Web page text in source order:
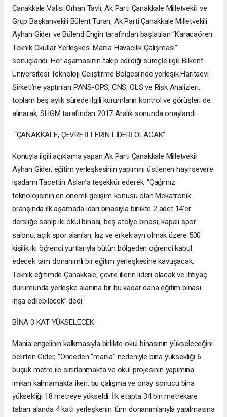
Çanakkale Valisi Orhan Tavlı, Ak Parti Çanakkale Milletvekili ve
Grup Başkanvekili Bülent Turan, Ak Parti Çanakkale Milletvekili
Ayhan Gider ve Bülend Engin tarafından başlatılan “Karacaören
Teknik Okullar Yerleşkesi Mania Havacılık Çalışması”
sonuçlandı. Her aşamasının takip edildiği süreçle ilgili Bilkent
Üniversitesi Teknoloji Geliştirme Bölgesi’nde yerleşik Haritaevi
Şirketi’ne yaptırılan PANS-OPS, CNS, OLS ve Risk Analizleri,
toplam beş aylık sürede ilgili kurumların kontrol ve görüşleri de
alınarak, SHGM tarafından 2017 Aralık sonunda onaylandı.
“ÇANAKKALE, ÇEVRE İLLERİN LİDERİ OLACAK”
Konuyla ilgili açıklama yapan Ak Parti Çanakkale Milletvekili
Ayhan Gider, eğitim yerleşkesinin yapımını üstlenen hayırsevere
işadamı Tacettin Aslan’a teşekkür ederek; “Çağımız
teknolojisinin en önemli gelişim konusu olan Mekatronik
branşında ilk aşamada idari binasıyla birlikte 2 adet 14’er
dersliğe sahip iki okul binası, beş atölye binası, kapalı spor
salonu, açık spor alanları, kız ve erkek ayrı olmak üzere 500
kişilik iki öğrenci yurtlarıyla bütün bölgeden öğrenci kabul
edecek tam donanımlı bir eğitim yerleşkesine kavuşacak.
Teknik eğitimde Çanakkale, çevre illerin lideri olacak ve ihtiyaç
durumunda yerleşke alanına bir bu kadar daha eğitim binası
inşa edilebilecek” dedi.
BİNA 3 KAT YÜKSELECEK
Mania engelinin kalkmasıyla birlikte okul binasının yükseleceğini
belirten Gider; “Önceden “mania” nedeniyle bina yüksekliği 6
buçuk metre ile sınırlanmakta ve okul projesinin yapımına
imkan kalmamakta iken, bu çalışma ve onay sonucu bina
yüksekliği 18 metreye yükseldi. İlk etapta 34 bin metrekare
taban alanda 4 katlı yerleşkenin tüm donanımlarıyla yapılmasına